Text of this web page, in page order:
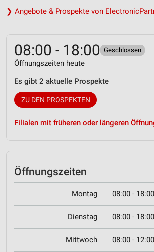
❯ Angebote & Prospekte von
08:00 - 18:00 Geschlossen
Öffnungszeiten heute
Es gibt 2 aktuelle Prospekte
ZU DEN PROSPEKTEN
Filialen mit früheren oder längeren
Öffnungszeiten
Montag 08:00 - 18:00
Dienstag 08:00 - 18:00
Mittwoch 08:00 - 12:00